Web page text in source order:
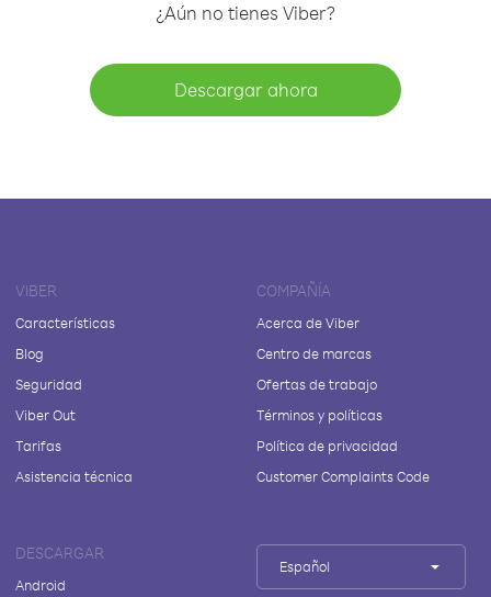
¿Aún no tienes Viber?
Descargar ahora
VIBER
Características
Blog
Seguridad
Viber Out
Tarifas
Asistencia técnica
COMPAÑÍA
Acerca de Viber
Centro de marcas
Ofertas de trabajo
Términos y políticas
Política de privacidad
Customer Complaints Code
DESCARGAR
Android
Español